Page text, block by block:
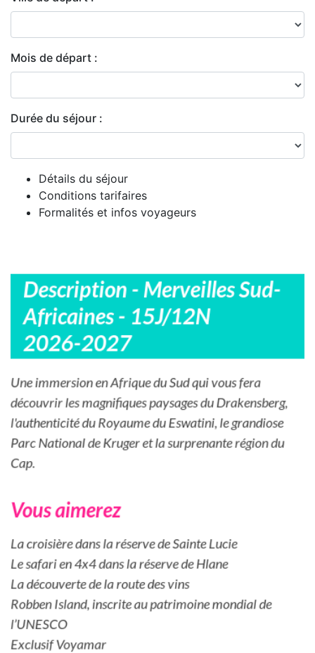
Mois de départ :
Durée du séjour :
Détails du séjour
Conditions tarifaires
Formalités et infos voyageurs